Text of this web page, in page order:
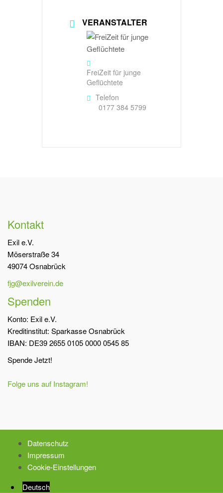
VERANSTALTER
FreiZeit für junge
Geflüchtete
Telefon
0177 384 5799
Kontakt
Exil e.V.
Möserstraße 34
49074 Osnabrück
fjg@exilverein.de
Spenden
Konto: Exil e.V.
Kreditinstitut: Sparkasse Osnabrück
IBAN: DE39 2655 0105 0000 0545 85
Spende Jetzt!
Folge uns auf Instagram!
Datenschutz
Impressum
Cookie-Einstellungen
Deutsch